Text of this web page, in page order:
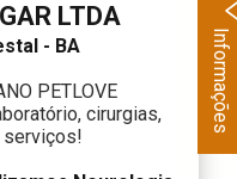
LTDA
- BA
PETLOVE
cirurgias,
serviços!
Informações